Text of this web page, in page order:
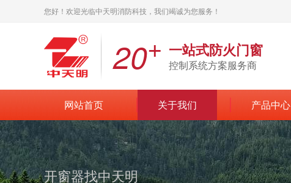
您好！欢迎光临中天明消防科技，我们竭诚为您服务！
20+ 一站式防火门窗
控制系统方案服务商
网站首页 关于我们 产品中心
开窗器找中天明